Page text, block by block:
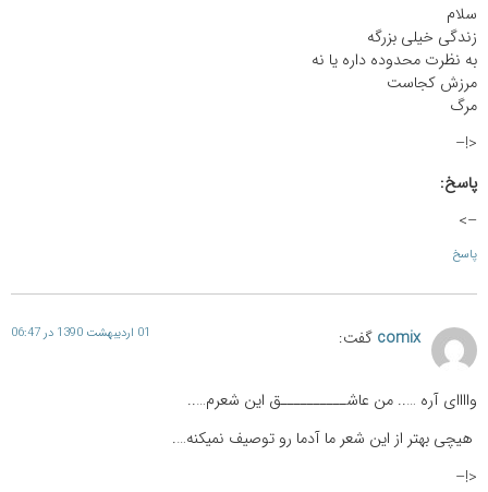
سلام
زندگی خیلی بزرگه
به نظرت محدوده داره یا نه
مرزش کجاست
مرگ
<!–
پاسخ:
–>
پاسخ
comix گفت: 01 اردیبهشت 1390 در 06:47
واااای آره ….. من عاشــــــــــق این شعرم…..
هیچی بهتر از این شعر ما آدما رو توصیف نمیکنه….
<!–